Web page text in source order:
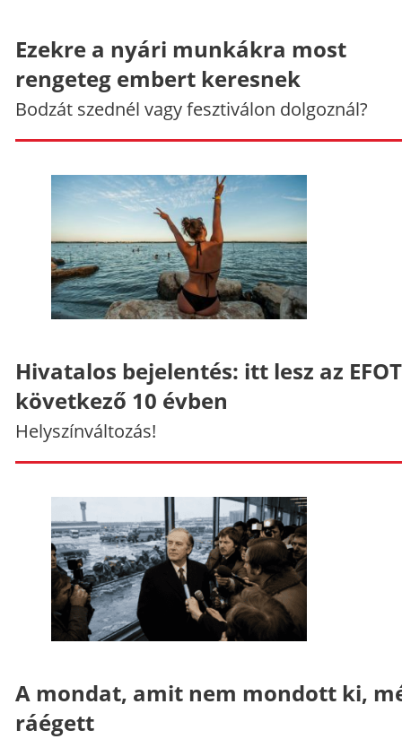
Ezekre a nyári munkákra most
rengeteg embert keresnek
Bodzát szednél vagy fesztiválon dolgoznál?
Hivatalos bejelentés: itt lesz az
következő 10 évben
Helyszínváltozás!
A mondat, amit nem mondott ki,
ráégett